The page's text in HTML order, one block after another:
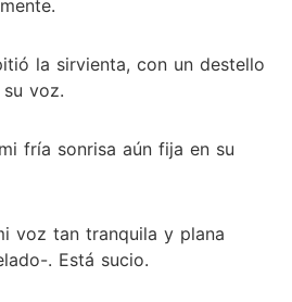
la sirvienta, con un destello
voz.
fría sonrisa aún fija en su
voz tan tranquila y plana
. Está sucio.